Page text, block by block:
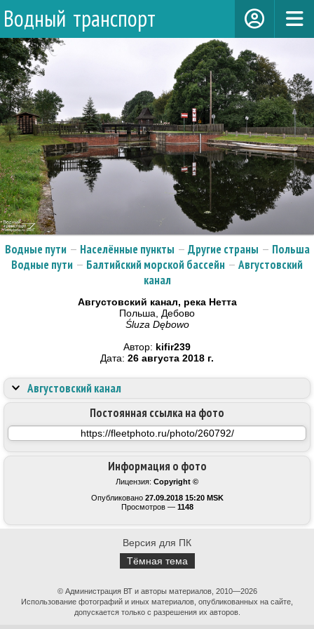
Водный транспорт
Водные пути — Населённые пункты — Другие страны — Польша
Водные пути — Балтийский морской бассейн — Августовский
канал
Августовский канал, река Нетта
Польша, Дебово
Śluza Dębowo
Автор: kifir239
Дата: 26 августа 2018 г.
Информация о фото
Лицензия: Copyright ©
Опубликовано 27.09.2018 15:20 MSK
Просмотров — 1148
Постоянная ссылка на фото
Августовский канал
Версия для ПК
Тёмная тема
© Администрация ВТ и авторы материалов, 2010—2026
Использование фотографий и иных материалов, опубликованных на сайте,
допускается только с разрешения их авторов.